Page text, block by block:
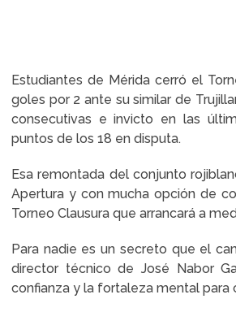
Estudiantes de Mérida cerró el
goles por 2 ante su similar de
consecutivas e invicto en las
puntos de los 18 en disputa.
Esa remontada del conjunto
Apertura y con mucha opción de
Torneo Clausura que arrancará a
Para nadie es un secreto que el
director técnico de José Nabor
confianza y la fortaleza mental para